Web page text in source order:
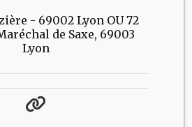
- 69002 Lyon OU 72
de Saxe, 69003
Lyon